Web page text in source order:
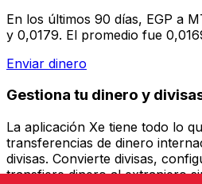
En los últimos 90 días, EGP a
y 0,0179. El promedio fue
Enviar dinero
Gestiona tu dinero y
La aplicación Xe tiene todo lo
transferencias de dinero
divisas. Convierte divisas,
transfiere dinero al extranjero